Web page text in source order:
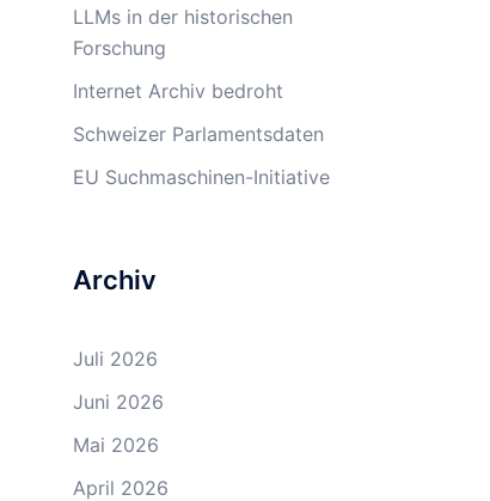
LLMs in der historischen
Forschung
Internet Archiv bedroht
Schweizer Parlamentsdaten
EU Suchmaschinen-Initiative
Archiv
Juli 2026
Juni 2026
Mai 2026
April 2026